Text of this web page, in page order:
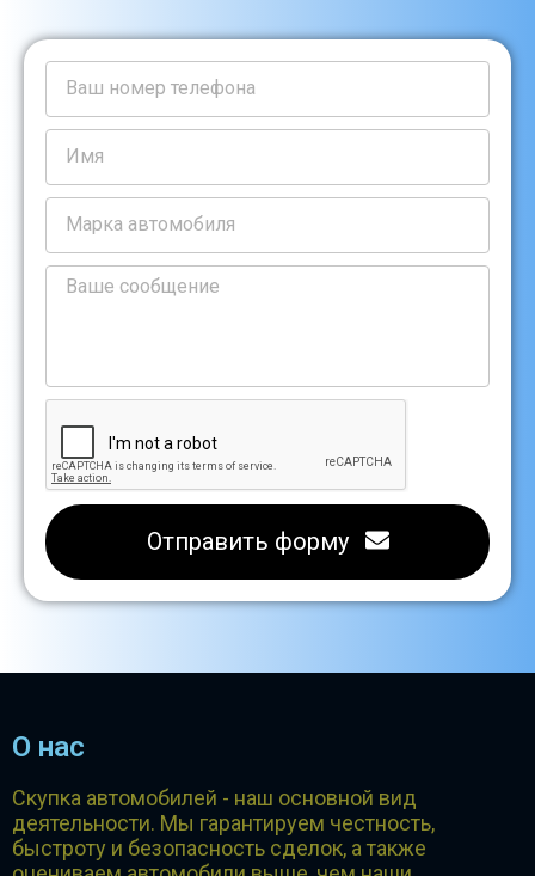
Отправить форму
О нас
Скупка автомобилей - наш основной вид
деятельности. Мы гарантируем честность,
быстроту и безопасность сделок, а также